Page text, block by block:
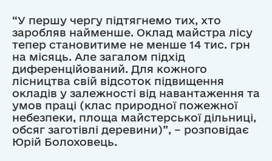
“У першу чергу підтягнемо тих, хто
заробляв найменше. Оклад майстра лісу
тепер становитиме не менше 14 тис. грн
на місяць. Але загалом підхід
диференційований. Для кожного
лісництва свій відсоток підвищення
окладів у залежності від навантаження та
умов праці (клас природної пожежної
небезпеки, площа майстерської дільниці,
обсяг заготівлі деревини)”, – розповідає
Юрій Болоховець.